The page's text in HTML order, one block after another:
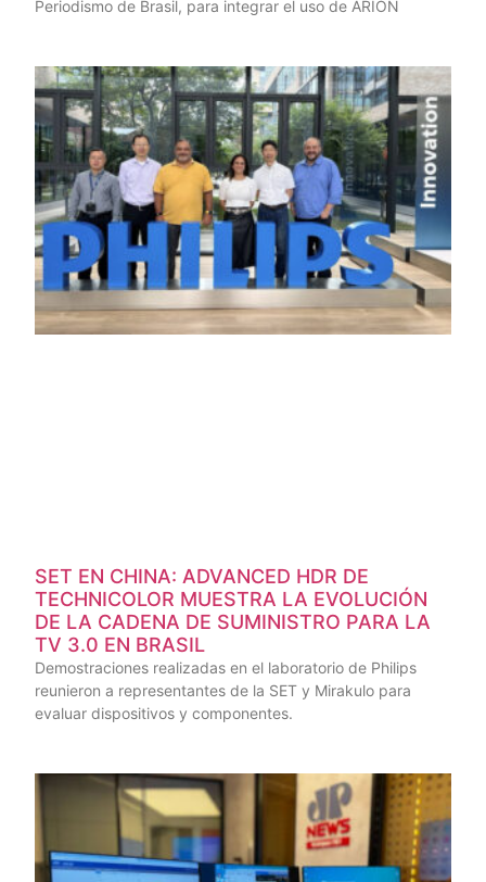
Periodismo de Brasil, para integrar el uso de ARION
SET EN CHINA: ADVANCED HDR DE
TECHNICOLOR MUESTRA LA EVOLUCIÓN
DE LA CADENA DE SUMINISTRO PARA LA
TV 3.0 EN BRASIL
Demostraciones realizadas en el laboratorio de Philips
reunieron a representantes de la SET y Mirakulo para
evaluar dispositivos y componentes.